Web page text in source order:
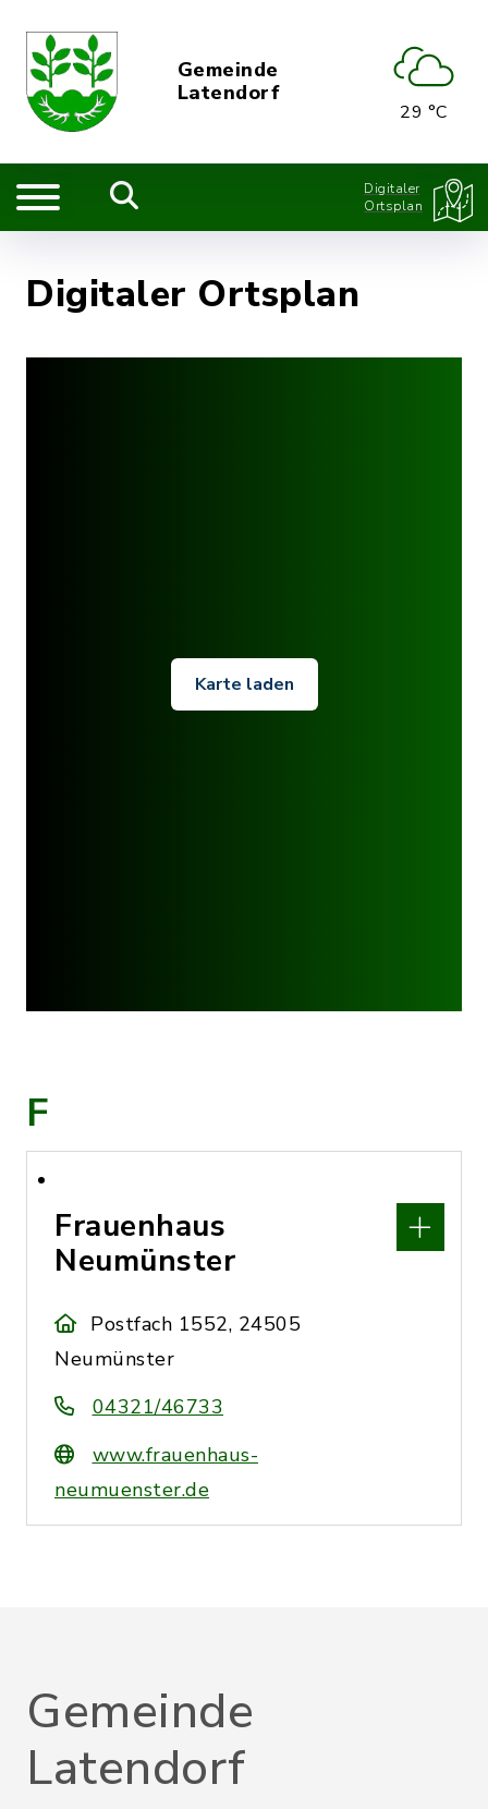
Gemeinde
Latendorf
29 °C
Digitaler
Ortsplan
Digitaler Ortsplan
Karte laden
F
Frauenhaus
Neumünster
Postfach 1552, 24505
Neumünster
04321/46733
www.frauenhaus-
neumuenster.de
Gemeinde
Latendorf